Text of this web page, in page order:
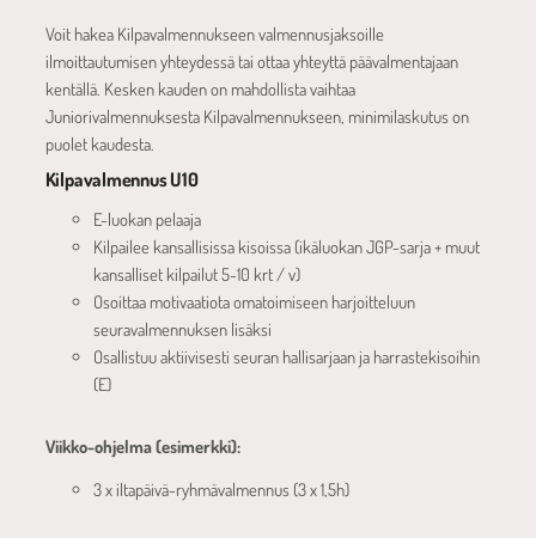
Voit hakea Kilpavalmennukseen valmennusjaksoille
ilmoittautumisen yhteydessä tai ottaa yhteyttä päävalmentajaan
kentällä. Kesken kauden on mahdollista vaihtaa
Juniorivalmennuksesta Kilpavalmennukseen, minimilaskutus on
puolet kaudesta.
Kilpavalmennus U10
E-luokan pelaaja
Kilpailee kansallisissa kisoissa (ikäluokan JGP-sarja + muut
kansalliset kilpailut 5-10 krt / v)
Osoittaa motivaatiota omatoimiseen harjoitteluun
seuravalmennuksen lisäksi
Osallistuu aktiivisesti seuran hallisarjaan ja harrastekisoihin
(E)
Viikko-ohjelma (esimerkki):
3 x iltapäivä-ryhmävalmennus (3 x 1,5h)